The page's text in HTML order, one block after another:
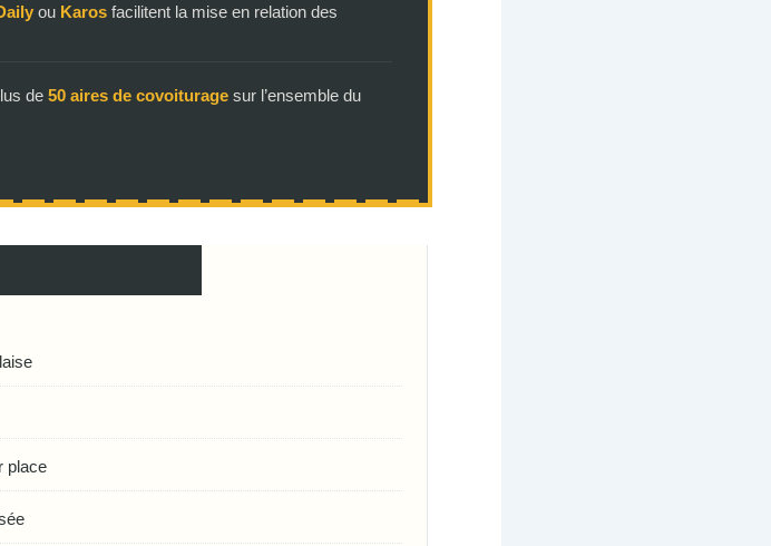
ou Karos facilitent la mise en relation des
de 50 aires de covoiturage sur l’ensemble du
place